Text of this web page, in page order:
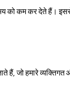
समय को कम कर देते हैं।
हैं, जो हमारे व्यक्तिगत